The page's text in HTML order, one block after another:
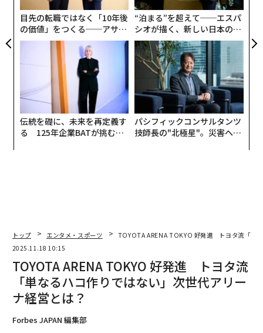
目先の転職ではなく「10年後
の価値」をつくる──アサイ
ンの長期伴走型支援とは
“泊まる”を超えて──エスパ
シオが描く、新しい日本のラ
グジュアリー（前編）
伝統を礎に、未来を再定義す
る 125年企業BATが挑むス
パシフィックコンサルタンツ
技師長の"北極星"。災害への
トップ エンタメ・スポーツ
TOYOTA ARENA TOKYO 好発進 トヨタ流「単
2025.11.18 10:15
TOYOTA ARENA TOKYO 好発進 トヨタ流
「単なるハコ作りではない」次世代アリー
ナ経営とは？
Forbes JAPAN 編集部